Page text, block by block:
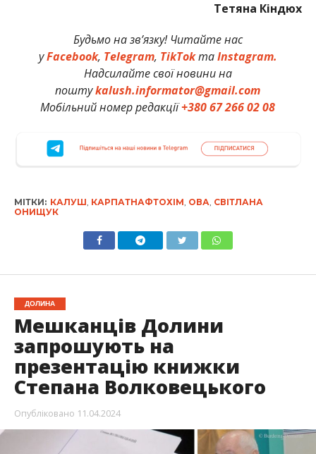
Тетяна Кіндюх
Будьмо на зв’язку! Читайте нас
уFacebook, Telegram, TikTokтаInstagram.
Надсилайте свої новини на
поштуkalush.informator@gmail.com
Мобільний номер редакції+380 67 266 02 08
МІТКИ: КАЛУШ, КАРПАТНАФТОХІМ, ОВА, СВІТЛАНА
ОНИЩУК
ДОЛИНА
Мешканців Долини
запрошують на
презентацію книжки
Степана Волковецького
Опубліковано 11.04.2024